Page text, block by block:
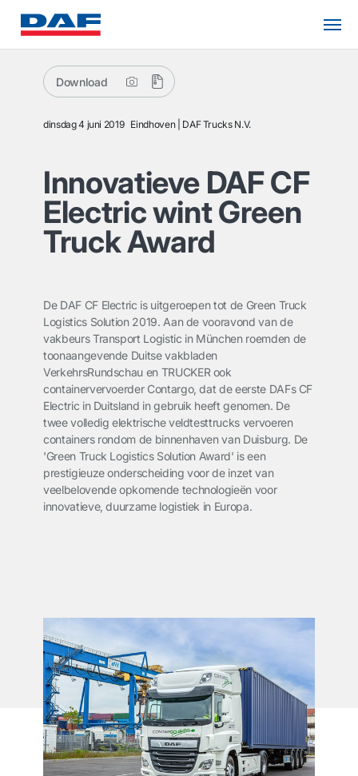
Download
dinsdag 4 juni 2019 Eindhoven DAF Trucks N.V.
Innovatieve DAF CF
Electric wint Green
Truck Award
De DAF CF Electric is uitgeroepen tot de Green Truck
Logistics Solution 2019. Aan de vooravond van de
vakbeurs Transport Logistic in München roemden de
toonaangevende Duitse vakbladen
VerkehrsRundschau en TRUCKER ook
containervervoerder Contargo, dat de eerste DAFs CF
Electric in Duitsland in gebruik heeft genomen. De
twee volledig elektrische veldtesttrucks vervoeren
containers rondom de binnenhaven van Duisburg. De
'Green Truck Logistics Solution Award' is een
prestigieuze onderscheiding voor de inzet van
veelbelovende opkomende technologieën voor
innovatieve, duurzame logistiek in Europa.